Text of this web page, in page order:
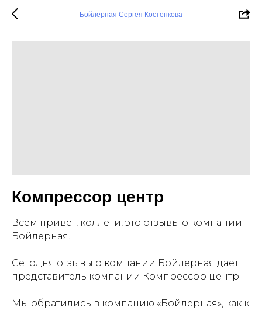
Бойлерная Сергея Костенкова
Компрессор центр
Всем привет, коллеги, это отзывы о компании
Бойлерная.
Сегодня отзывы о компании Бойлерная дает
представитель компании Компрессор центр.
Мы обратились в компанию «Бойлерная», как к